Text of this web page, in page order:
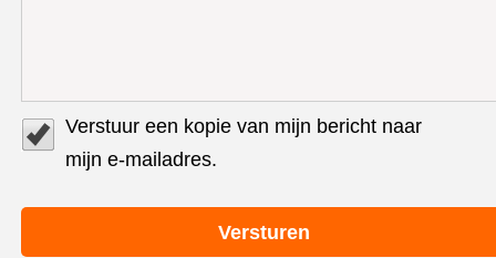
Verstuur een kopie van mijn bericht naar
mijn e-mailadres.